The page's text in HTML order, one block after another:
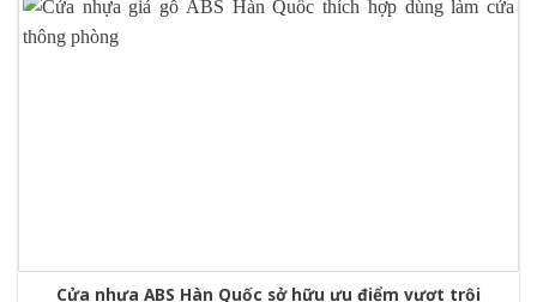
Cửa nhựa ABS Hàn Quốc sở hữu ưu điểm vượt trội